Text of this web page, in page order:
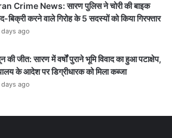
Crime News: सारण पुलिस ने चोरी की बाइक
बिक्री करने वाले गिरोह के 5 सदस्यों को किया गिरफ्तार
days ago
की जीत: सारण में वर्षों पुराने भूमि विवाद का हुआ पटाक्षेप,
के आदेश पर डिग्रीधारक को मिला कब्जा
days ago